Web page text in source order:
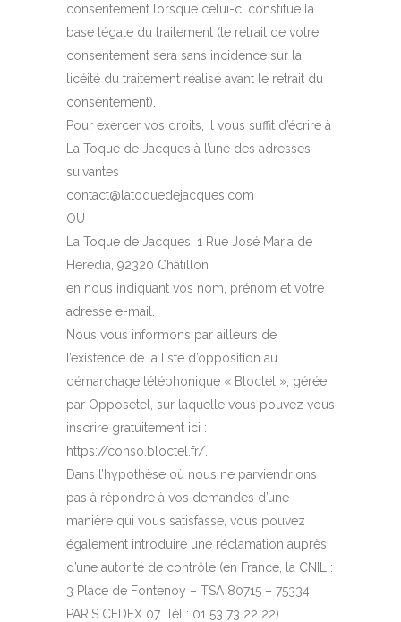
consentement lorsque celui-ci constitue la
base légale du traitement (le retrait de votre
consentement sera sans incidence sur la
licéité du traitement réalisé avant le retrait du
consentement).
Pour exercer vos droits, il vous suffit d’écrire à
La Toque de Jacques à l’une des adresses
suivantes :
contact@latoquedejacques.com
OU
La Toque de Jacques, 1 Rue José Maria de
Heredia, 92320 Châtillon
en nous indiquant vos nom, prénom et votre
adresse e-mail.
Nous vous informons par ailleurs de
l’existence de la liste d’opposition au
démarchage téléphonique « Bloctel », gérée
par Opposetel, sur laquelle vous pouvez vous
inscrire gratuitement ici :
https://conso.bloctel.fr/.
Dans l’hypothèse où nous ne parviendrions
pas à répondre à vos demandes d’une
manière qui vous satisfasse, vous pouvez
également introduire une réclamation auprès
d’une autorité de contrôle (en France, la CNIL :
3 Place de Fontenoy – TSA 80715 – 75334
PARIS CEDEX 07. Tél : 01 53 73 22 22).